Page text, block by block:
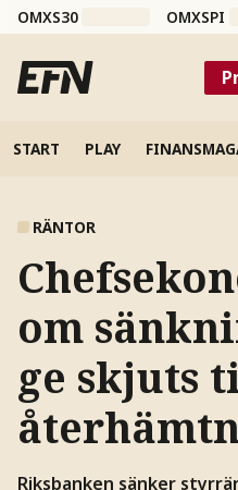
OMXS30 OMXSPI
START PLAY
RÄNTOR
om
ge skjuts
Riksbanken sänker